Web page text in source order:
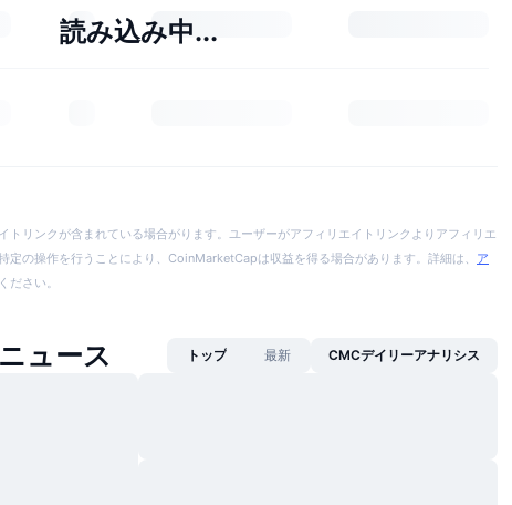
読み込み中...
トリンクが含まれている場合がります。ユーザーがアフィリエイトリンクよりアフィリエ
定の操作を行うことにより、CoinMarketCapは収益を得る場合があります。詳細は、 ア
ださい。
ュース トップ 最新 CMCデイリーアナリシス